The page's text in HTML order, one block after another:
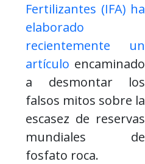
Fertilizantes (IFA) ha
elaborado
recientemente un
artículo encaminado
a desmontar los
falsos mitos sobre la
escasez de reservas
mundiales de
fosfato roca.